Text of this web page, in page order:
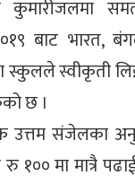
कुमारीजलमा
बाट भारत,
स्कुलले स्वीकृती
छ ।
उत्तम संजेलका
मा मात्रै